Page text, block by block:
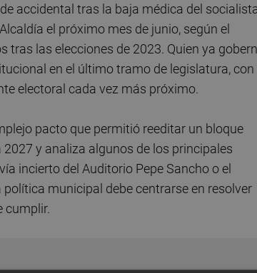
accidental tras la baja médica del
el próximo mes de junio, según el
tras las elecciones de 2023. Quien ya
en el último tramo de legislatura, con
electoral cada vez más próximo.
pacto que permitió reeditar un bloque
y analiza algunos de los principales
incierto del Auditorio Pepe Sancho o el
municipal debe centrarse en resolver
cumplir.